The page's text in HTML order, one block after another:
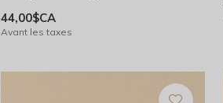
44,00$CA
Avant les taxes